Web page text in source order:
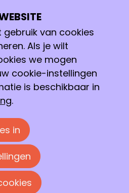
sinds februari 2025 werk
als projectmedewerker
vooral bezig met het
zoals de Avond
schrijven van content voor
in C2W.
en communicatie
Psychobiologie aan de
Al snel ontdekte ik
in wilde, maar ik
over de hersenen en de
gebruik van cookies
Als je wilt
we mogen
cookie-instellingen
is beschikbaar in
.
in